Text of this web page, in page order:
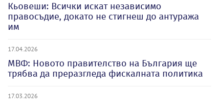
Кьовеши: Всички искат независимо
правосъдие, докато не стигнеш до антуража
им
17.04.2026
МВФ: Новото правителство на България ще
трябва да преразгледа фискалната политика
17.03.2026